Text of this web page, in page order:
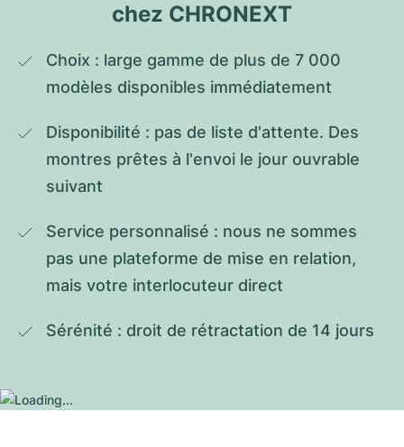
chez CHRONEXT
Choix : large gamme de plus de 7 000
modèles disponibles immédiatement
Disponibilité : pas de liste d'attente. Des
montres prêtes à l'envoi le jour ouvrable
suivant
Service personnalisé : nous ne sommes
pas une plateforme de mise en relation,
mais votre interlocuteur direct
Sérénité : droit de rétractation de 14 jours